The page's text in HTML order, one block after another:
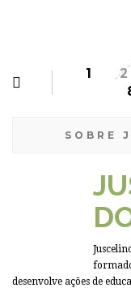
1 2
SOBRE
desenvolve ações de